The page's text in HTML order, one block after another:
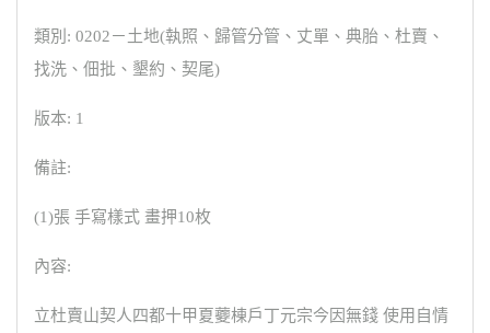
類別: 0202－土地(執照、歸管分管、丈單、典胎、杜賣、
找洗、佃批、墾約、契尾)
版本: 1
備註:
(1)張 手寫樣式 畫押10枚
內容:
立杜賣山契人四都十甲夏蘷棟戶丁元宗今因無錢 使用自情